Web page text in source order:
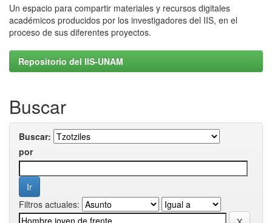
Un espacio para compartir materiales y recursos digitales
académicos producidos por los investigadores del IIS, en el
proceso de sus diferentes proyectos.
Repositorio del IIS-UNAM
Buscar
Buscar:
por
Filtros actuales: